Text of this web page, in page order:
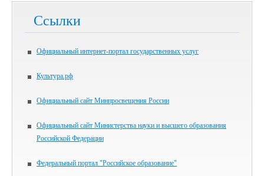
Ссылки
Официальный интернет-портал государственных услуг
Культура.рф
Официальный сайт Минпросвещения России
Официальный сайт Министерства науки и высшего образования
Российской Федерации
Федеральный портал "Российское образование"